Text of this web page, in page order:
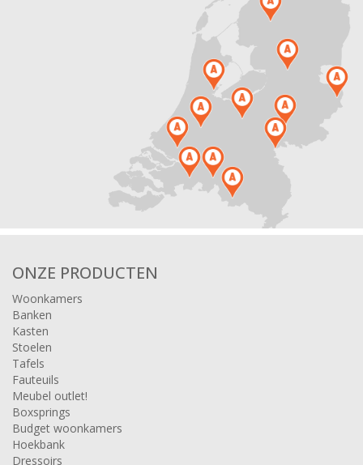
ONZE PRODUCTEN
Woonkamers
Banken
Kasten
Stoelen
Tafels
Fauteuils
Meubel outlet!
Boxsprings
Budget woonkamers
Hoekbank
Dressoirs